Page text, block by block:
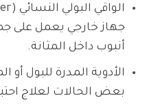
جهاز خارجي يعمل على
أنبوب داخل المثانة.
الأدوية المدرة للبول
بعض الحالات لعلاج